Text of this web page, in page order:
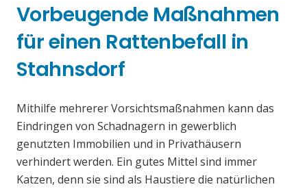
Vorbeugende Maßnahmen
für einen Rattenbefall in
Stahnsdorf
Mithilfe mehrerer Vorsichtsmaßnahmen kann das
Eindringen von Schadnagern in gewerblich
genutzten Immobilien und in Privathäusern
verhindert werden. Ein gutes Mittel sind immer
Katzen, denn sie sind als Haustiere die natürlichen